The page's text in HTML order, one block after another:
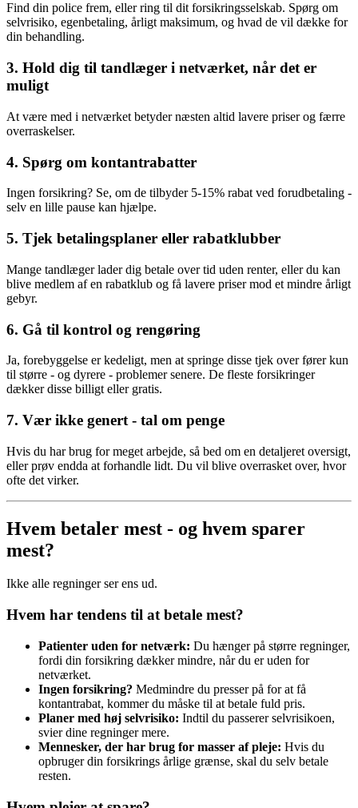
Find din police frem, eller ring til dit forsikringsselskab. Spørg om
selvrisiko, egenbetaling, årligt maksimum, og hvad de vil dække for
din behandling.
3. Hold dig til tandlæger i netværket, når det er
muligt
At være med i netværket betyder næsten altid lavere priser og færre
overraskelser.
4. Spørg om kontantrabatter
Ingen forsikring? Se, om de tilbyder 5-15% rabat ved forudbetaling -
selv en lille pause kan hjælpe.
5. Tjek betalingsplaner eller rabatklubber
Mange tandlæger lader dig betale over tid uden renter, eller du kan
blive medlem af en rabatklub og få lavere priser mod et mindre årligt
gebyr.
6. Gå til kontrol og rengøring
Ja, forebyggelse er kedeligt, men at springe disse tjek over fører kun
til større - og dyrere - problemer senere. De fleste forsikringer
dækker disse billigt eller gratis.
7. Vær ikke genert - tal om penge
Hvis du har brug for meget arbejde, så bed om en detaljeret oversigt,
eller prøv endda at forhandle lidt. Du vil blive overrasket over, hvor
ofte det virker.
Hvem betaler mest - og hvem sparer
mest?
Ikke alle regninger ser ens ud.
Hvem har tendens til at betale mest?
Patienter uden for netværk: Du hænger på større regninger,
fordi din forsikring dækker mindre, når du er uden for
netværket.
Ingen forsikring? Medmindre du presser på for at få
kontantrabat, kommer du måske til at betale fuld pris.
Planer med høj selvrisiko: Indtil du passerer selvrisikoen,
svier dine regninger mere.
Mennesker, der har brug for masser af pleje: Hvis du
opbruger din forsikrings årlige grænse, skal du selv betale
resten.